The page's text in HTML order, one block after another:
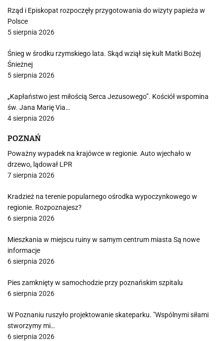
Rząd i Episkopat rozpoczęły przygotowania do wizyty papieża w
Polsce
5 sierpnia 2026
Śnieg w środku rzymskiego lata. Skąd wziął się kult Matki Bożej
Śnieżnej
5 sierpnia 2026
„Kapłaństwo jest miłością Serca Jezusowego”. Kościół wspomina
św. Jana Marię Via…
4 sierpnia 2026
POZNAŃ
Poważny wypadek na krajówce w regionie. Auto wjechało w
drzewo, lądował LPR
7 sierpnia 2026
Kradzież na terenie popularnego ośrodka wypoczynkowego w
regionie. Rozpoznajesz?
6 sierpnia 2026
Mieszkania w miejscu ruiny w samym centrum miasta Są nowe
informacje
6 sierpnia 2026
Pies zamknięty w samochodzie przy poznańskim szpitalu
6 sierpnia 2026
W Poznaniu ruszyło projektowanie skateparku. "Wspólnymi siłami
stworzymy mi…
6 sierpnia 2026